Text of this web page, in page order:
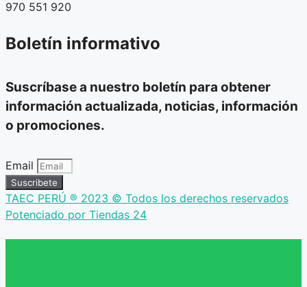
970 551 920
Boletín informativo
Suscríbase a nuestro boletín para obtener
información actualizada, noticias, información
o promociones.
Email
Suscribete
TAEC PERÚ ® 2023 © Todos los derechos reservados
Potenciado por Tiendas 24